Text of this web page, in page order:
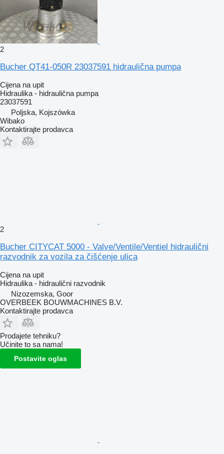
2
Bucher QT41-050R 23037591 hidraulična pumpa
Cijena na upit
Hidraulika - hidraulična pumpa
23037591
Poljska, Kojszówka
Wibako
Kontaktirajte prodavca
2
Bucher CITYCAT 5000 - Valve/Ventile/Ventiel hidraulični
razvodnik za vozila za čišćenje ulica
Cijena na upit
Hidraulika - hidraulični razvodnik
Nizozemska, Goor
OVERBEEK BOUWMACHINES B.V.
Kontaktirajte prodavca
Prodajete tehniku?
Učinite to sa nama!
Postavite oglas